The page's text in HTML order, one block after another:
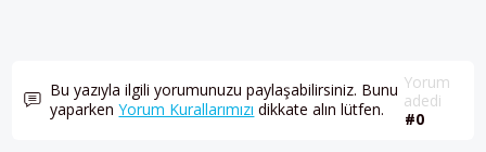
Bu yazıyla ilgili yorumunuzu paylaşabilirsiniz. Bunu
yaparkenYorum Kurallarımızı dikkate alın lütfen.
Yorum
adedi
#0